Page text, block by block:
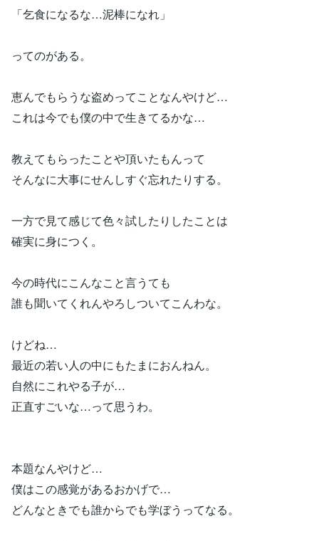
「乞食になるな…泥棒になれ」
ってのがある。
恵んでもらうな盗めってことなんやけど…
これは今でも僕の中で生きてるかな…
教えてもらったことや頂いたもんって
そんなに大事にせんしすぐ忘れたりする。
一方で見て感じて色々試したりしたことは
確実に身につく。
今の時代にこんなこと言うても
誰も聞いてくれんやろしついてこんわな。
けどね…
最近の若い人の中にもたまにおんねん。
自然にこれやる子が…
正直すごいな…って思うわ。
本題なんやけど…
僕はこの感覚があるおかげで…
どんなときでも誰からでも学ぼうってなる。